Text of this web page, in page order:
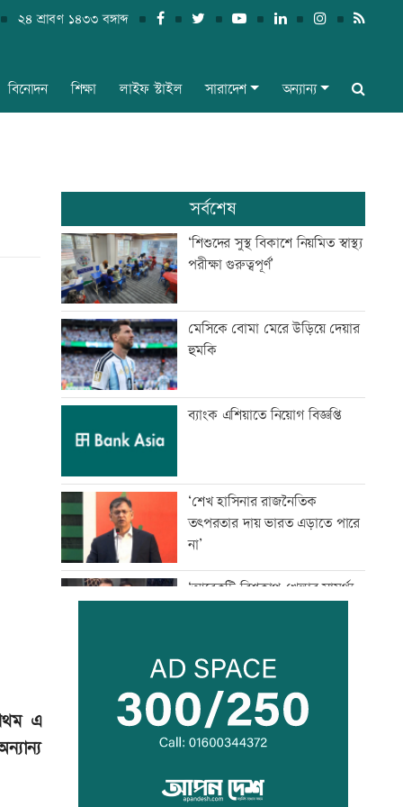
২৪ শ্রাবণ ১৪৩৩ বঙ্গাব্দ
বিনোদন শিক্ষা লাইফ স্টাইল সারাদেশ অন্যান্য
এ
সর্বশেষ
‘শিশুদের সুস্থ বিকাশে নিয়মিত স্বাস্থ্য
পরীক্ষা গুরুত্বপূর্ণ’
মেসিকে বোমা মেরে উড়িয়ে দেয়ার
হুমকি
ব্যাংক এশিয়াতে নিয়োগ বিজ্ঞপ্তি
‘শেখ হাসিনার রাজনৈতিক
তৎপরতার দায় ভারত এড়াতে পারে
না’
‘আরেকটি বিশ্বকাপ খেলার সামর্থ্য
আমিরাতে ঈদে মিলাদুন্নবী ও জাতীয়
দিবসের ছুটি ঘোষণা
হাফিজুর ফের গ্রেফতার